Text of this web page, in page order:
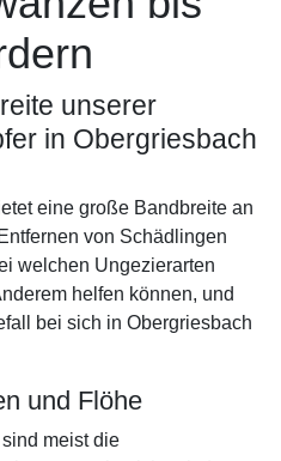
unserer
in Obergriesbach
eine große Bandbreite an
von Schädlingen
welchen Ungezierarten
helfen können, und
bei sich in Obergriesbach
und Flöhe
meist die